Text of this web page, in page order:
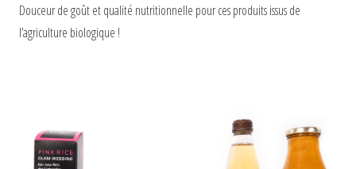
Douceur de goût et qualité nutritionnelle pour ces produits issus de
l’agriculture biologique !